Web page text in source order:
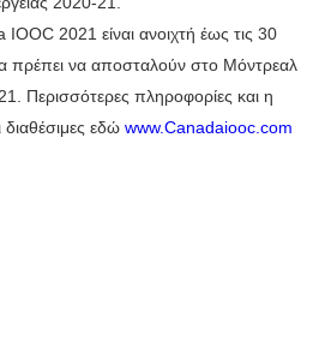
2021 είναι ανοιχτή έως τις 30
πρέπει να αποσταλούν στο Μόντρεαλ
Περισσότερες πληροφορίες και η
διαθέσιμες εδώwww.Canadaiooc.com